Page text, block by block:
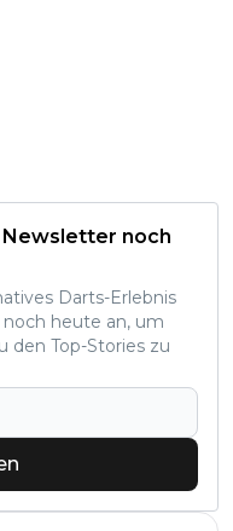
Newsletter noch
Darts-Erlebnis
heute an, um
den Top-Stories zu